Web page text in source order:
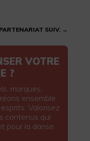
PARTENARIAT SUIV. →
VOTRE
?
marques,
ensemble
Valorisez
contenus qui
pour la danse.